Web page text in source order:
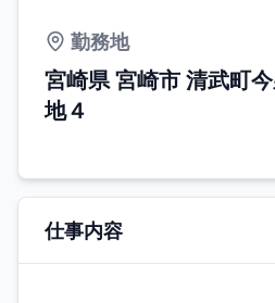
勤務地
宮崎県 宮崎市 清武町
地４
仕事内容